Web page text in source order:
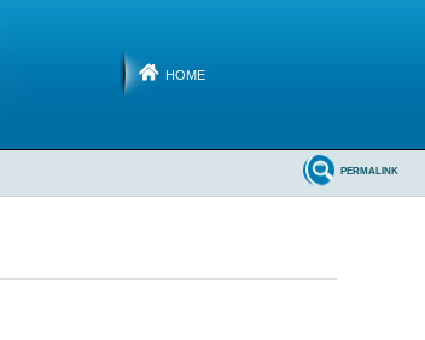
HOME
PERMALINK